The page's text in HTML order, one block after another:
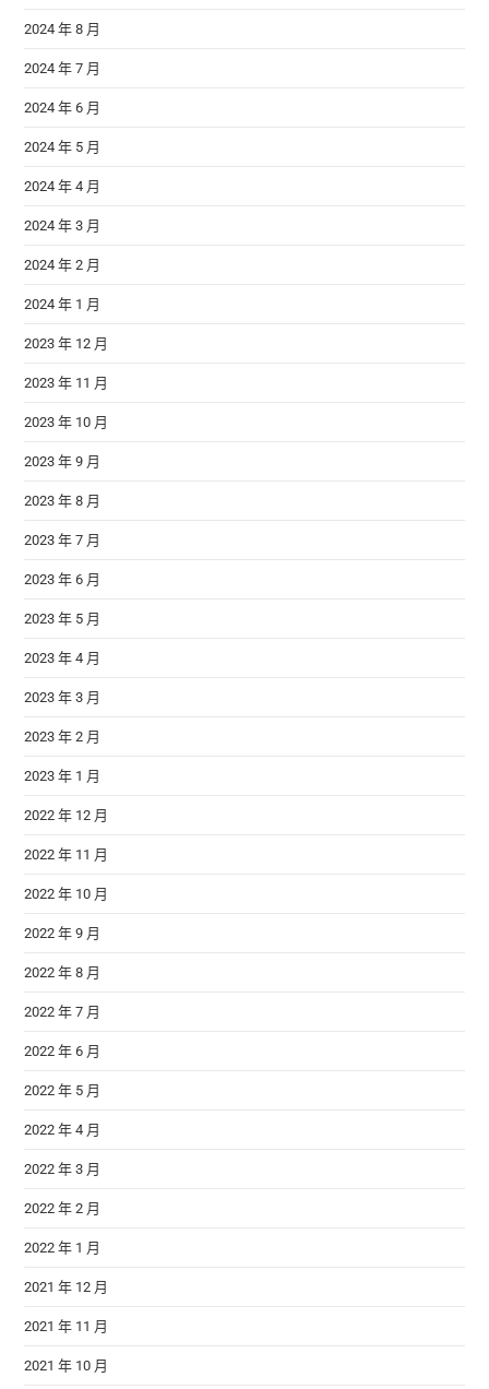
2024 年 8 月
2024 年 7 月
2024 年 6 月
2024 年 5 月
2024 年 4 月
2024 年 3 月
2024 年 2 月
2024 年 1 月
2023 年 12 月
2023 年 11 月
2023 年 10 月
2023 年 9 月
2023 年 8 月
2023 年 7 月
2023 年 6 月
2023 年 5 月
2023 年 4 月
2023 年 3 月
2023 年 2 月
2023 年 1 月
2022 年 12 月
2022 年 11 月
2022 年 10 月
2022 年 9 月
2022 年 8 月
2022 年 7 月
2022 年 6 月
2022 年 5 月
2022 年 4 月
2022 年 3 月
2022 年 2 月
2022 年 1 月
2021 年 12 月
2021 年 11 月
2021 年 10 月